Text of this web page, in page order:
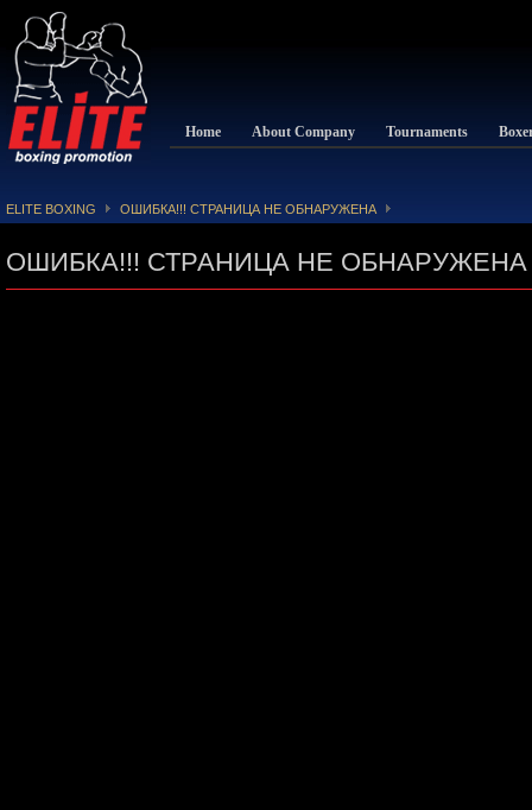
Home About Company Tournaments
ELITE BOXING ОШИБКА!!! СТРАНИЦА НЕ ОБНАРУЖЕНА
ОШИБКА!!! СТРАНИЦА НЕ ОБНАРУЖЕНА